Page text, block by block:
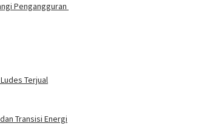
Pengangguran
Terjual
Transisi Energi